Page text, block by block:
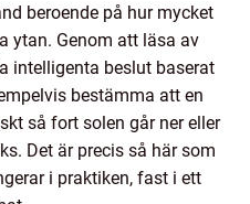
beroende på hur mycket
ytan. Genom att läsa av
intelligenta beslut baserat
bestämma att en
så fort solen går ner eller
Det är precis så här som
i praktiken, fast i ett